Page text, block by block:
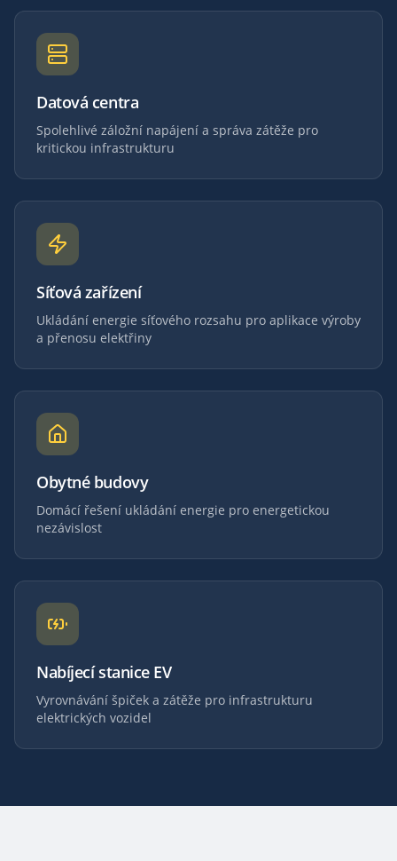
Datová centra
Spolehlivé záložní napájení a správa zátěže pro
kritickou infrastrukturu
Síťová zařízení
Ukládání energie síťového rozsahu pro aplikace výroby
a přenosu elektřiny
Obytné budovy
Domácí řešení ukládání energie pro energetickou
nezávislost
Nabíjecí stanice EV
Vyrovnávání špiček a zátěže pro infrastrukturu
elektrických vozidel